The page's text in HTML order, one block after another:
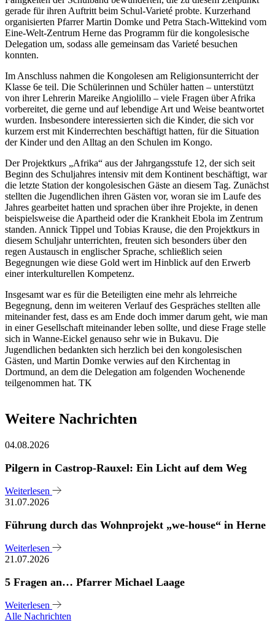
gerade für ihren Auftritt beim Schul-Varieté probte. Kurzerhand
organisierten Pfarrer Martin Domke und Petra Stach-Wittekind vom
Eine-Welt-Zentrum Herne das Programm für die kongolesische
Delegation um, sodass alle gemeinsam das Varieté besuchen
konnten.
Im Anschluss nahmen die Kongolesen am Religionsunterricht der
Klasse 6e teil. Die Schülerinnen und Schüler hatten – unterstützt
von ihrer Lehrerin Mareike Angiolillo – viele Fragen über Afrika
vorbereitet, die gerne und auf lebendige Art und Weise beantwortet
wurden. Insbesondere interessierten sich die Kinder, die sich vor
kurzem erst mit Kinderrechten beschäftigt hatten, für die Situation
der Kinder und den Alltag an den Schulen im Kongo.
Der Projektkurs „Afrika“ aus der Jahrgangsstufe 12, der sich seit
Beginn des Schuljahres intensiv mit dem Kontinent beschäftigt, war
die letzte Station der kongolesischen Gäste an diesem Tag. Zunächst
stellten die Jugendlichen ihren Gästen vor, woran sie im Laufe des
Jahres gearbeitet hatten und sprachen über ihre Projekte, in denen
beispielsweise die Apartheid oder die Krankheit Ebola im Zentrum
standen. Annick Tippel und Tobias Krause, die den Projektkurs in
diesem Schuljahr unterrichten, freuten sich besonders über den
regen Austausch in englischer Sprache, schließlich seien
Begegnungen wie diese Gold wert im Hinblick auf den Erwerb
einer interkulturellen Kompetenz.
Insgesamt war es für die Beteiligten eine mehr als lehrreiche
Begegnung, denn im weiteren Verlauf des Gespräches stellten alle
miteinander fest, dass es am Ende doch immer darum geht, wie man
in einer Gesellschaft miteinander leben sollte, und diese Frage stelle
sich in Wanne-Eickel genauso sehr wie in Bukavu. Die
Jugendlichen bedankten sich herzlich bei den kongolesischen
Gästen, und Martin Domke verwies auf den Kirchentag in
Dortmund, an dem die Delegation am folgenden Wochenende
teilgenommen hat. TK
Weitere Nachrichten
04.08.2026
Pilgern in Castrop-Rauxel: Ein Licht auf dem Weg
Weiterlesen
31.07.2026
Führung durch das Wohnprojekt „we-house“ in Herne
Weiterlesen
21.07.2026
5 Fragen an… Pfarrer Michael Laage
Weiterlesen
Alle Nachrichten